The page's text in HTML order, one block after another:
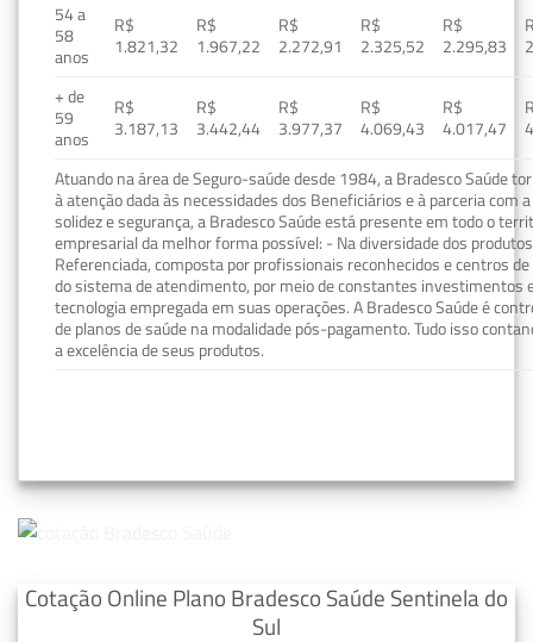
54 a
58
anos
R$
1.821,32
R$
1.967,22
R$
2.272,91
R$
2.325,52
R$
2.295,83
+ de
59
anos
R$
3.187,13
R$
3.442,44
R$
3.977,37
R$
4.069,43
R$
4.017,47
Atuando na área de Seguro-saúde desde 1984, a Bradesco Saúde
à atenção dada às necessidades dos Beneficiários e à parceria com
solidez e segurança, a Bradesco Saúde está presente em todo o
empresarial da melhor forma possível: - Na diversidade dos
Referenciada, composta por profissionais reconhecidos e centros
do sistema de atendimento, por meio de constantes investimentos
tecnologia empregada em suas operações. A Bradesco Saúde é
de planos de saúde na modalidade pós-pagamento. Tudo isso
a excelência de seus produtos.
Cotação Online Plano Bradesco Saúde Sentinela do
Sul